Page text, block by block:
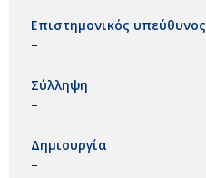
Επιστημονικός υπεύθυνος
–
Σύλληψη
–
Δημιουργία
–